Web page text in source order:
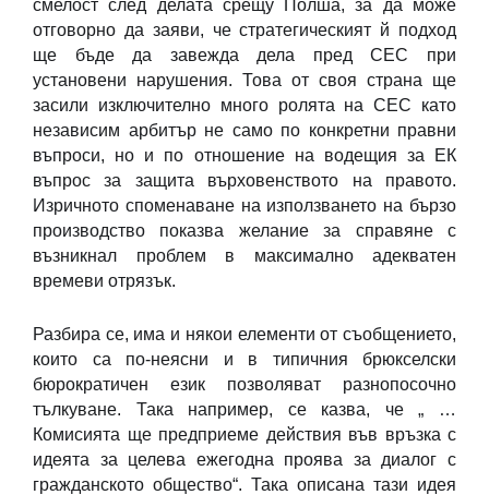
смелост след делата срещу Полша, за да може
отговорно да заяви, че стратегическият й подход
ще бъде да завежда дела пред СЕС при
установени нарушения. Това от своя страна ще
засили изключително много ролята на СЕС като
независим арбитър не само по конкретни правни
въпроси, но и по отношение на водещия за ЕК
въпрос за защита върховенството на правото.
Изричното споменаване на използването на бързо
производство показва желание за справяне с
възникнал проблем в максимално адекватен
времеви отрязък.
Разбира се, има и някои елементи от съобщението,
които са по-неясни и в типичния брюкселски
бюрократичен език позволяват разнопосочно
тълкуване. Така например, се казва, че „ …
Комисията ще предприеме действия във връзка с
идеята за целева ежегодна проява за диалог с
гражданското общество“. Така описана тази идея